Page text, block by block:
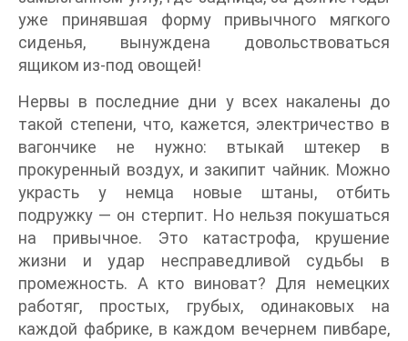
уже принявшая форму привычного мягкого
сиденья, вынуждена довольствоваться
ящиком из-под овощей!
Нервы в последние дни у всех накалены до
такой степени, что, кажется, электричество в
вагончике не нужно: втыкай штекер в
прокуренный воздух, и закипит чайник. Можно
украсть у немца новые штаны, отбить
подружку — он стерпит. Но нельзя покушаться
на привычное. Это катастрофа, крушение
жизни и удар несправедливой судьбы в
промежность. А кто виноват? Для немецких
работяг, простых, грубых, одинаковых на
каждой фабрике, в каждом вечернем пивбаре,